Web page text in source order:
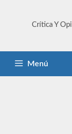
Crítica Y
Menú